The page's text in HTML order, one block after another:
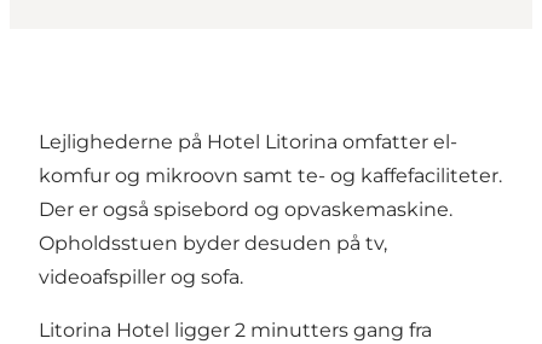
Lejlighederne på Hotel Litorina omfatter el-
komfur og mikroovn samt te- og kaffefaciliteter.
Der er også spisebord og opvaskemaskine.
Opholdsstuen byder desuden på tv,
videoafspiller og sofa.
Litorina Hotel ligger 2 minutters gang fra